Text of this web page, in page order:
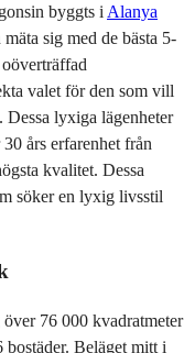
byggts i Alanya
sig med de bästa 5-
valet för den som vill
Dessa lyxiga lägenheter
års erfarenhet från
kvalitet. Dessa
söker en lyxig livsstil
76 000 kvadratmeter
bostäder. Beläget mitt i